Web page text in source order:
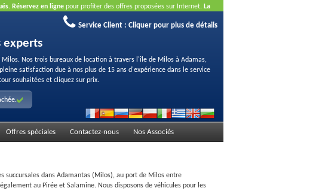
. Réservez en ligne pour profiter des offres proposées sur Internet. La
Service Client : Cliquer pour plus de détails
experts
Milos. Nos trois bureaux de location à travers l'île de Milos à Adamas,
satisfaction due à nos plus de 15 ans d'expérience dans le service
souhaitées et cliquez sur prix.
Offres spéciales Contactez-nous Nos Associés
succursales dans Adamantas (Milos), au port de Milos entre
au Pirée et Salamine. Nous disposons de véhicules pour les